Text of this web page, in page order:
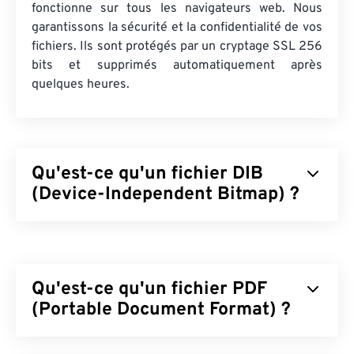
fonctionne sur tous les navigateurs web. Nous
garantissons la sécurité et la confidentialité de vos
fichiers. Ils sont protégés par un cryptage SSL 256
bits et supprimés automatiquement après
quelques heures.
Qu'est-ce qu'un fichier DIB
(Device-Independent Bitmap) ?
table de couleurs qui convertit les pixels en
couleurs RVB. Il existe deux types de DIB :
Qu'est-ce qu'un fichier PDF
(Portable Document Format) ?